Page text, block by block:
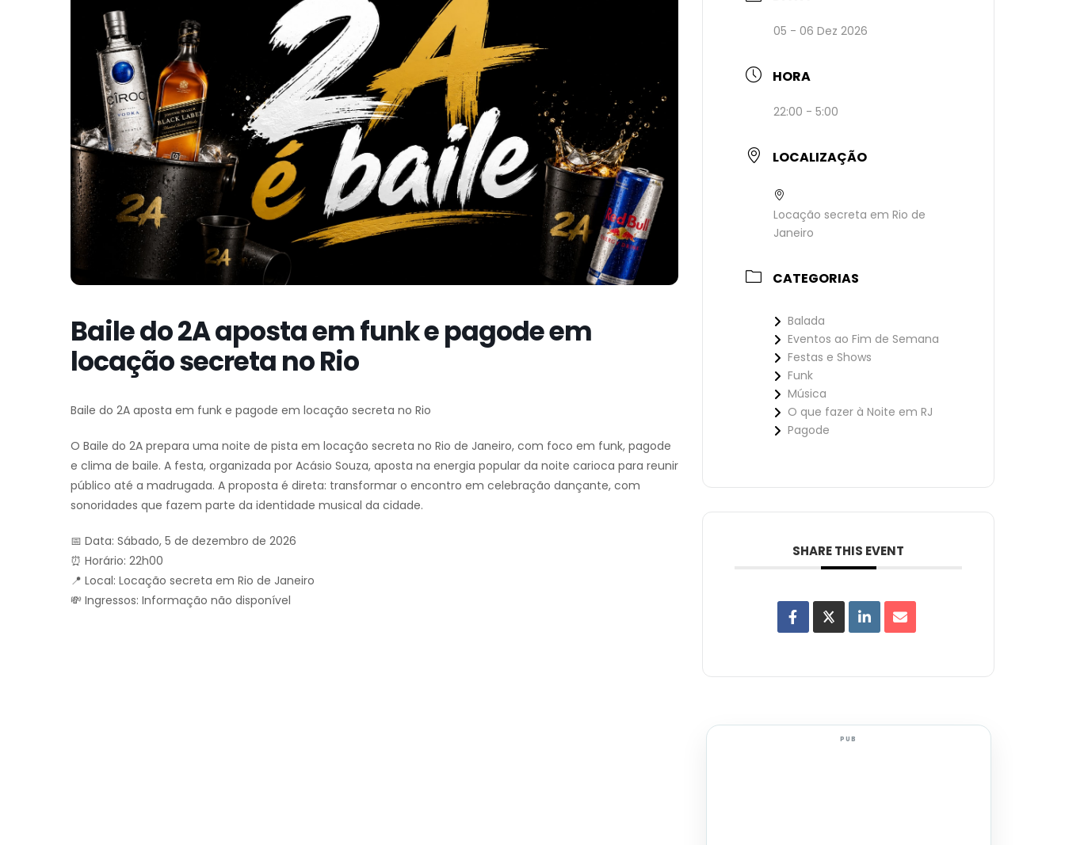
Baile do 2A aposta em funk e pagode em
locação secreta no Rio
Baile do 2A aposta em funk e pagode em locação secreta no Rio
O Baile do 2A prepara uma noite de pista em locação secreta no Rio de Janeiro, com foco em funk, pagode
e clima de baile. A festa, organizada por Acásio Souza, aposta na energia popular da noite carioca para reunir
público até a madrugada. A proposta é direta: transformar o encontro em celebração dançante, com
sonoridades que fazem parte da identidade musical da cidade.
📅 Data: Sábado, 5 de dezembro de 2026
⏰ Horário: 22h00
📍 Local: Locação secreta em Rio de Janeiro
💸 Ingressos: Informação não disponível
05 - 06 Dez 2026
HORA
22:00 - 5:00
LOCALIZAÇÃO
Locação secreta em Rio de
Janeiro
CATEGORIAS
Balada
Eventos ao Fim de Semana
Festas e Shows
Funk
Música
O que fazer à Noite em RJ
Pagode
SHARE THIS EVENT
PUB